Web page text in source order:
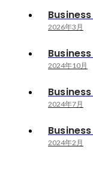
Business
2026年3月
2024年10月
Business
2024年7月
Business
2024年2月